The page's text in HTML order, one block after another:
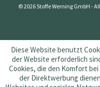
© 2026 Stoffe Werning GmbH -
Diese Website benutzt
der Website erforderlich
Cookies, die den Komfort
der Direktwerbung